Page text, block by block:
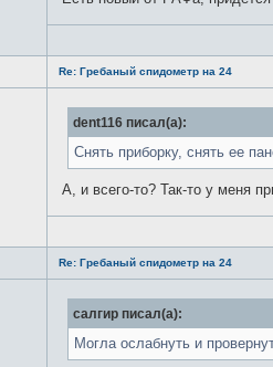
Re: Гребаный спидометр на 24
dent116 писал(а):
Снять приборку, снять ее
А, и всего-то? Так-то у меня
Re: Гребаный спидометр на 24
салгир писал(а):
Могла ослабнуть и